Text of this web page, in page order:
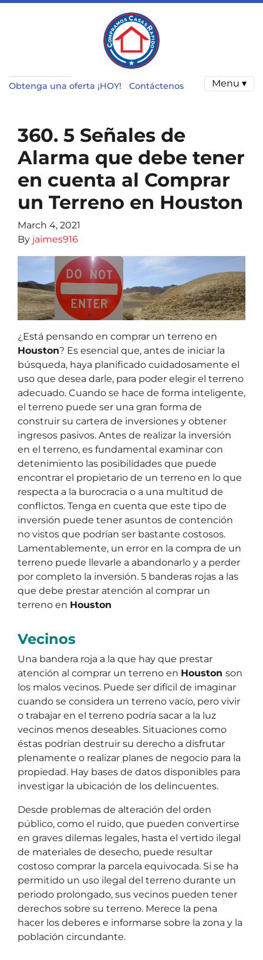
Obtenga una oferta ¡HOY! Contáctenos Menu ▾
360. 5 Señales de
Alarma que debe tener
en cuenta al Comprar
un Terreno en Houston
March 4, 2021
By jaimes916
¿Está pensando en comprar un terreno en
Houston? Es esencial que, antes de iniciar la
búsqueda, haya planificado cuidadosamente el
uso que desea darle, para poder elegir el terreno
adecuado. Cuando se hace de forma inteligente,
el terreno puede ser una gran forma de
construir su cartera de inversiones y obtener
ingresos pasivos. Antes de realizar la inversión
en el terreno, es fundamental examinar con
detenimiento las posibilidades que puede
encontrar el propietario de un terreno en lo que
respecta a la burocracia o a una multitud de
conflictos. Tenga en cuenta que este tipo de
inversión puede tener asuntos de contención
no vistos que podrían ser bastante costosos.
Lamentablemente, un error en la compra de un
terreno puede llevarle a abandonarlo y a perder
por completo la inversión. 5 banderas rojas a las
que debe prestar atención al comprar un
terreno en Houston
Vecinos
Una bandera roja a la que hay que prestar
atención al comprar un terreno en Houston son
los malos vecinos. Puede ser difícil de imaginar
cuando se considera un terreno vacío, pero vivir
o trabajar en el terreno podría sacar a la luz
vecinos menos deseables. Situaciones como
éstas podrían destruir su derecho a disfrutar
plenamente o realizar planes de negocio para la
propiedad. Hay bases de datos disponibles para
investigar la ubicación de los delincuentes.
Desde problemas de alteración del orden
público, como el ruido, que pueden convertirse
en graves dilemas legales, hasta el vertido ilegal
de materiales de desecho, puede resultar
costoso comprar la parcela equivocada. Si se ha
permitido un uso ilegal del terreno durante un
periodo prolongado, sus vecinos pueden tener
derechos sobre su terreno. Merece la pena
hacer los deberes e informarse sobre la zona y la
población circundante.